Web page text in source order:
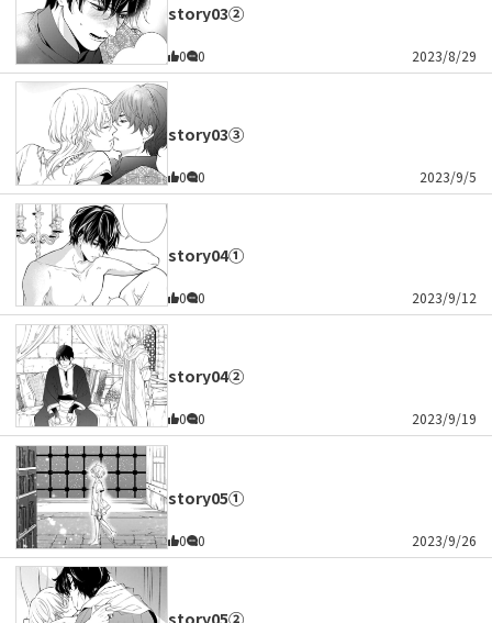
story03②
0 0 2023/8/29
story03③
0 0 2023/9/5
story04①
0 0 2023/9/12
story04②
0 0 2023/9/19
story05①
0 0 2023/9/26
story05②